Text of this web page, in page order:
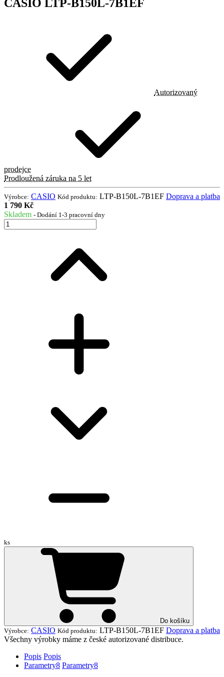
CASIO LTP-B150L-7B1EF
Autorizovaný
prodejce
Prodloužená záruka na 5 let
Výrobce: CASIO Kód produktu: LTP-B150L-7B1EF Doprava a platba
1 790 Kč
Skladem - Dodání 1-3 pracovní dny
ks
Do košíku
Výrobce: CASIO Kód produktu: LTP-B150L-7B1EF Doprava a platba
Všechny výrobky máme z české autorizované distribuce.
Popis Popis
Parametry8 Parametry8